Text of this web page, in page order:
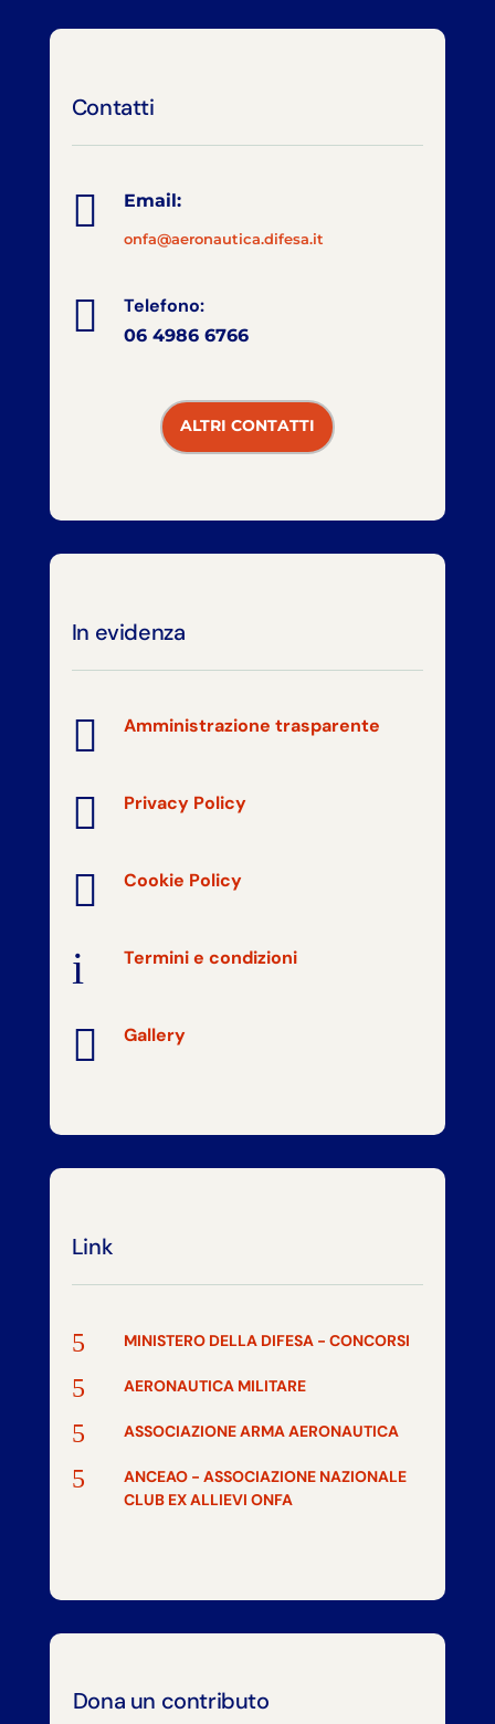
Contatti
 Email:
onfa@aeronautica.difesa.it
 Telefono:
06 4986 6766
ALTRI CONTATTI
In evidenza
 Amministrazione trasparente
 Privacy Policy
 Cookie Policy
i Termini e condizioni
 Gallery
Link
5 MINISTERO DELLA DIFESA - CONCORSI
5 AERONAUTICA MILITARE
5 ASSOCIAZIONE ARMA AERONAUTICA
5
ANCEAO - ASSOCIAZIONE NAZIONALE
CLUB EX ALLIEVI ONFA
Dona un contributo